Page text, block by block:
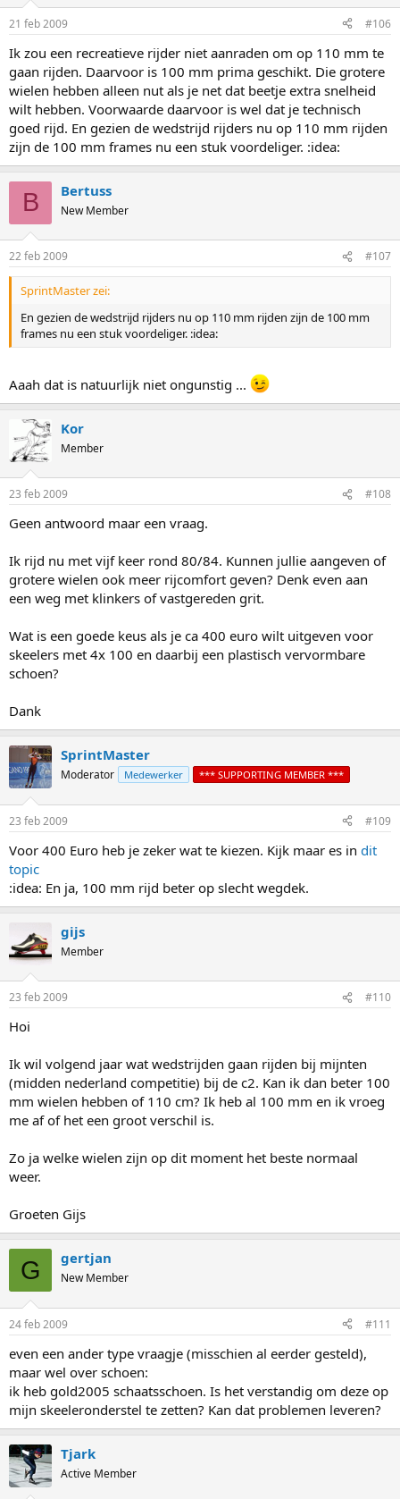
21 feb 2009 #106
Ik zou een recreatieve rijder niet aanraden om op 110 mm te
gaan rijden. Daarvoor is 100 mm prima geschikt. Die grotere
wielen hebben alleen nut als je net dat beetje extra snelheid
wilt hebben. Voorwaarde daarvoor is wel dat je technisch
goed rijd. En gezien de wedstrijd rijders nu op 110 mm rijden
zijn de 100 mm frames nu een stuk voordeliger. :idea:
B Bertuss
New Member
22 feb 2009 #107
SprintMaster zei:
En gezien de wedstrijd rijders nu op 110 mm rijden zijn de 100 mm
frames nu een stuk voordeliger. :idea:
Aaah dat is natuurlijk niet ongunstig ...
Kor
Member
23 feb 2009 #108
Geen antwoord maar een vraag.
Ik rijd nu met vijf keer rond 80/84. Kunnen jullie aangeven of
grotere wielen ook meer rijcomfort geven? Denk even aan
een weg met klinkers of vastgereden grit.
Wat is een goede keus als je ca 400 euro wilt uitgeven voor
skeelers met 4x 100 en daarbij een plastisch vervormbare
schoen?
Dank
SprintMaster
Moderator Medewerker *** SUPPORTING MEMBER ***
23 feb 2009 #109
Voor 400 Euro heb je zeker wat te kiezen. Kijk maar es in dit
topic
:idea: En ja, 100 mm rijd beter op slecht wegdek.
gijs
Member
23 feb 2009 #110
Hoi
Ik wil volgend jaar wat wedstrijden gaan rijden bij mijnten
(midden nederland competitie) bij de c2. Kan ik dan beter 100
mm wielen hebben of 110 cm? Ik heb al 100 mm en ik vroeg
me af of het een groot verschil is.
Zo ja welke wielen zijn op dit moment het beste normaal
weer.
Groeten Gijs
G gertjan
New Member
24 feb 2009 #111
even een ander type vraagje (misschien al eerder gesteld),
maar wel over schoen:
ik heb gold2005 schaatsschoen. Is het verstandig om deze op
mijn skeeleronderstel te zetten? Kan dat problemen leveren?
Tjark
Active Member